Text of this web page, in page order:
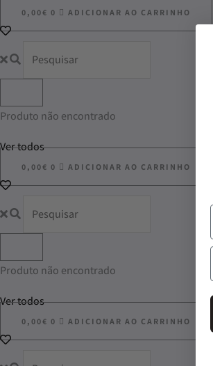
0,00€ 0 ADICIONAR AO CARRINHO
Produto não encontrado
Ver todos
0,00€ 0 ADICIONAR AO CARRINHO
Produto não encontrado
Ver todos
0,00€ 0 ADICIONAR AO CARRINHO